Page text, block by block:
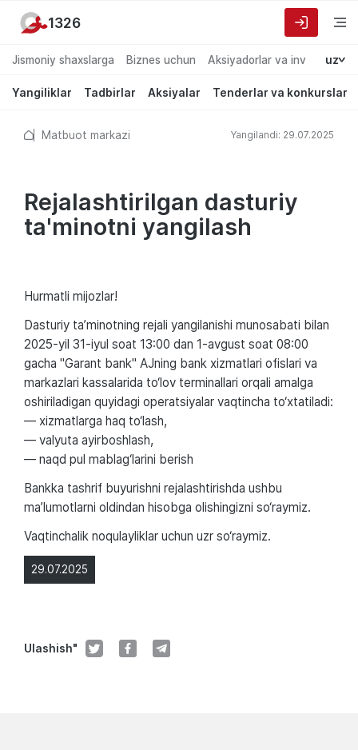
Jismoniy shaxslarga Biznes uchun Aksiyadorlar va investorlarga
uz
Yangiliklar Tadbirlar Aksiyalar Tenderlar va konkurslar
1326
Matbuot markazi Yangilandi: 29.07.2025
Rejalashtirilgan dasturiy
ta'minotni yangilash
29.07.2025
Ulashish"
Hurmatli mijozlar!
Dasturiy ta’minotning rejali yangilanishi munosabati bilan
2025-yil 31-iyul soat 13:00 dan 1-avgust soat 08:00
gacha "Garant bank" AJning bank xizmatlari ofislari va
markazlari kassalarida to‘lov terminallari orqali amalga
oshiriladigan quyidagi operatsiyalar vaqtincha to‘xtatiladi:
— xizmatlarga haq to‘lash,
— valyuta ayirboshlash,
— naqd pul mablag‘larini berish
Bankka tashrif buyurishni rejalashtirishda ushbu
ma’lumotlarni oldindan hisobga olishingizni so‘raymiz.
Vaqtinchalik noqulayliklar uchun uzr so‘raymiz.